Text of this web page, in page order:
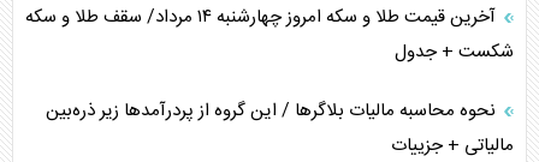
آخرین قیمت طلا و سکه امروز چهارشنبه ۱۴ مرداد/ سقف طلا و سکه
شکست + جدول
نحوه محاسبه مالیات بلاگر‌ها / این گروه از پردرآمد‌ها زیر ذره‌بین
مالیاتی + جزییات